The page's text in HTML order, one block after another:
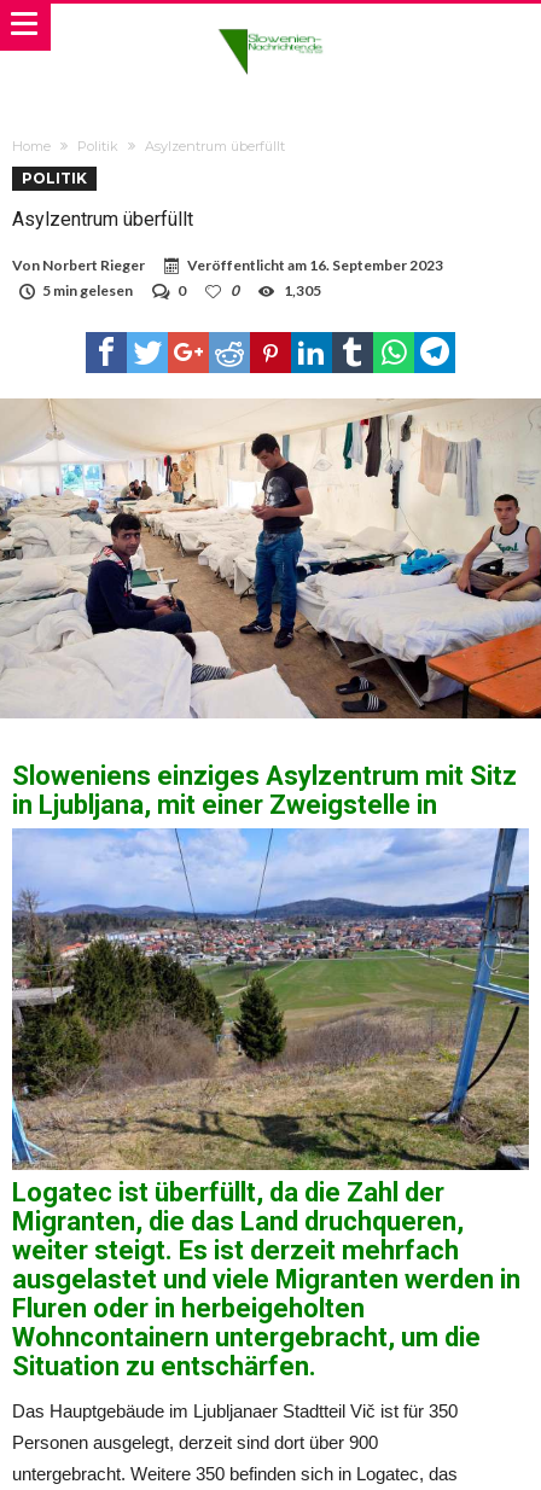
Home Politik Asylzentrum überfüllt
POLITIK
Asylzentrum überfüllt
Von Norbert Rieger Veröffentlicht am 16. September 2023
5 min gelesen
0 0 1,305
Sloweniens einziges Asylzentrum mit Sitz
in Ljubljana, mit einer Zweigstelle in
Logatec ist überfüllt, da die Zahl der
Migranten, die das Land druchqueren,
weiter steigt. Es ist derzeit mehrfach
ausgelastet und viele Migranten werden in
Fluren oder in herbeigeholten
Wohncontainern untergebracht, um die
Situation zu entschärfen.
Das Hauptgebäude im Ljubljanaer Stadtteil Vič ist für 350
Personen ausgelegt, derzeit sind dort über 900
untergebracht. Weitere 350 befinden sich in Logatec, das